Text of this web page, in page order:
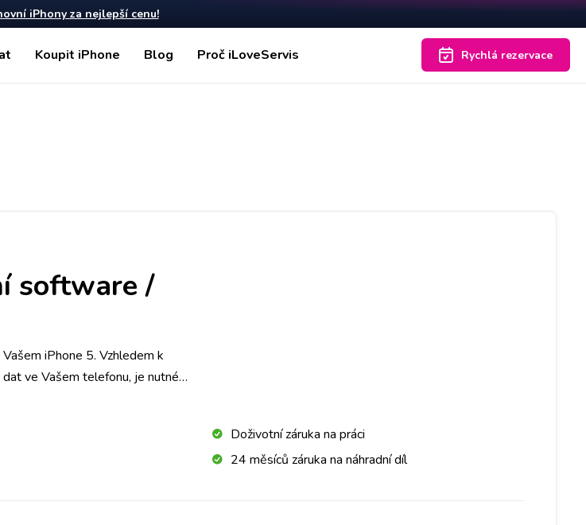
iPhony za nejlepší cenu!
Koupit iPhone Blog Proč iLoveServis Rychlá rezervace
software /
iPhone 5. Vzhledem k
ve Vašem telefonu, je nutné
jejich zálohu.
Doživotní záruka na práci
24 měsíců záruka na náhradní díl